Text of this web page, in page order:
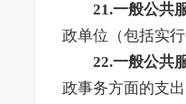
21.一般公共
政单位（包括实
22.一般公共
政事务方面的支